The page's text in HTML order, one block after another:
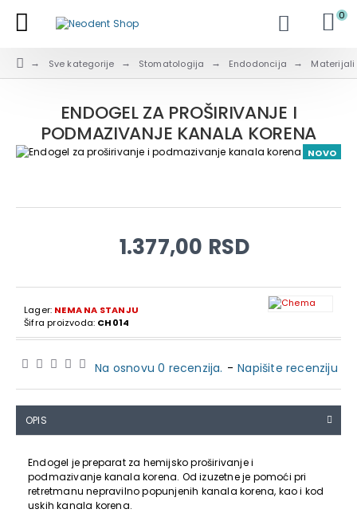
0
Sve kategorije Stomatologija Endodoncija
ENDOGEL ZA PROŠIRIVANJE I
PODMAZIVANJE KANALA KORENA
NOVO
Lager: NEMA NA STANJU
Šifra proizvoda: CH014
Na osnovu 0 recenzija. - Napišite recenziju
1.377,00 RSD
OPIS
Endogel je preparat za hemijsko proširivanje i
podmazivanje kanala korena. Od izuzetne je pomoći pri
retretmanu nepravilno popunjenih kanala korena, kao i kod
uskih kanala korena.